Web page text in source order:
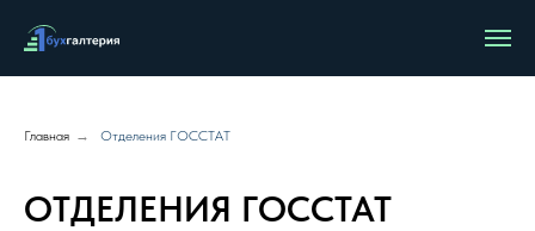
Главная → Отделения ГОССТАТ
ОТДЕЛЕНИЯ ГОССТАТ